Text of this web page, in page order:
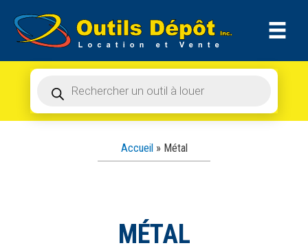
contenu
produits
de
produits
Accueil» Métal
MÉTAL